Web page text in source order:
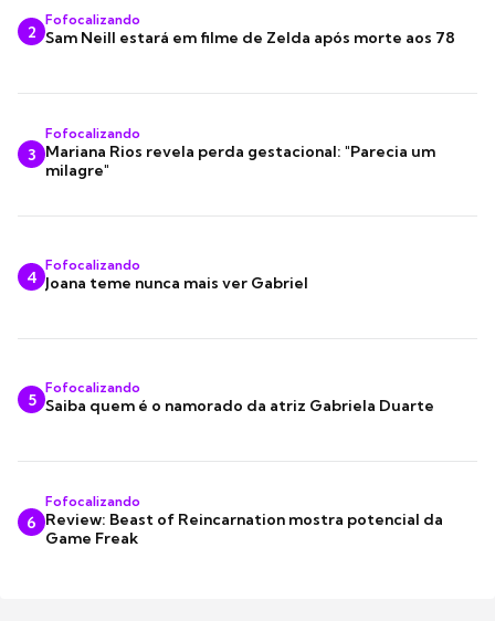
2
Fofocalizando
Sam Neill estará em filme de Zelda após morte aos 78
3
Fofocalizando
Mariana Rios revela perda gestacional: "Parecia um
milagre"
4
Fofocalizando
Joana teme nunca mais ver Gabriel
5
Fofocalizando
Saiba quem é o namorado da atriz Gabriela Duarte
6
Fofocalizando
Review: Beast of Reincarnation mostra potencial da
Game Freak